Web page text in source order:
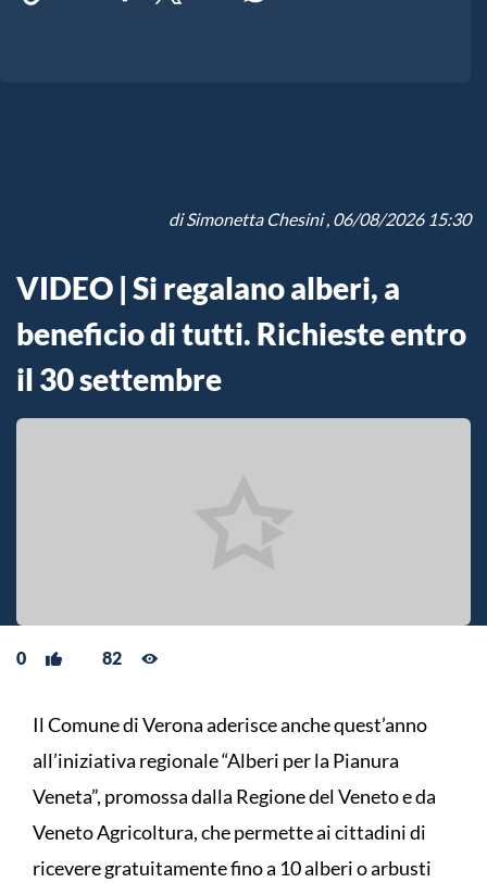
diSimonetta Chesini, 06/08/2026 15:30
VIDEO | Si regalano alberi, a
beneficio di tutti. Richieste entro
il 30 settembre
0 82
Il Comune di Verona aderisce anche quest’anno
all’iniziativa regionale “Alberi per la Pianura
Veneta”, promossa dalla Regione del Veneto e da
Veneto Agricoltura, che permette ai cittadini di
ricevere gratuitamente fino a 10 alberi o arbusti